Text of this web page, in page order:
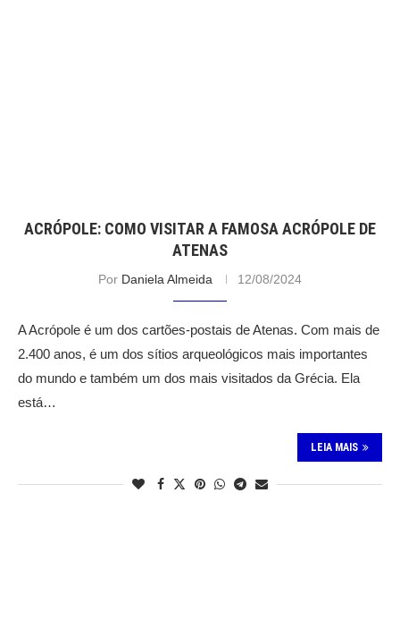
ACRÓPOLE: COMO VISITAR A FAMOSA ACRÓPOLE DE
ATENAS
Por Daniela Almeida 12/08/2024
A Acrópole é um dos cartões-postais de Atenas. Com mais de
2.400 anos, é um dos sítios arqueológicos mais importantes
do mundo e também um dos mais visitados da Grécia. Ela
está…
LEIA MAIS